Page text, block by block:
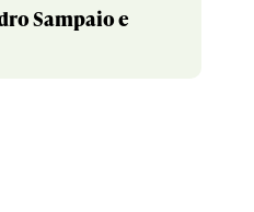
Sampaio e